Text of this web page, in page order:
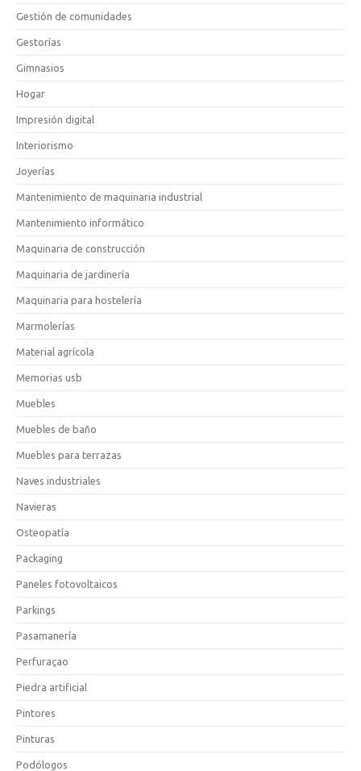
Gestión de comunidades
Gestorías
Gimnasios
Hogar
Impresión digital
Interiorismo
Joyerías
Mantenimiento de maquinaria industrial
Mantenimiento informático
Maquinaria de construcción
Maquinaria de jardinería
Maquinaria para hostelería
Marmolerías
Material agrícola
Memorias usb
Muebles
Muebles de baño
Muebles para terrazas
Naves industriales
Navieras
Osteopatía
Packaging
Paneles fotovoltaicos
Parkings
Pasamanería
Perfuraçao
Piedra artificial
Pintores
Pinturas
Podólogos